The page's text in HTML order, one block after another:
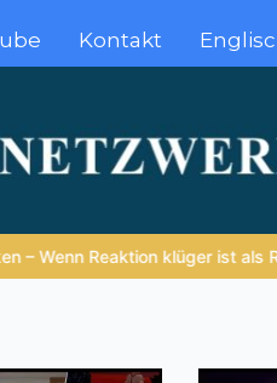
Kontakt
Weisheit im Tierreich DIE